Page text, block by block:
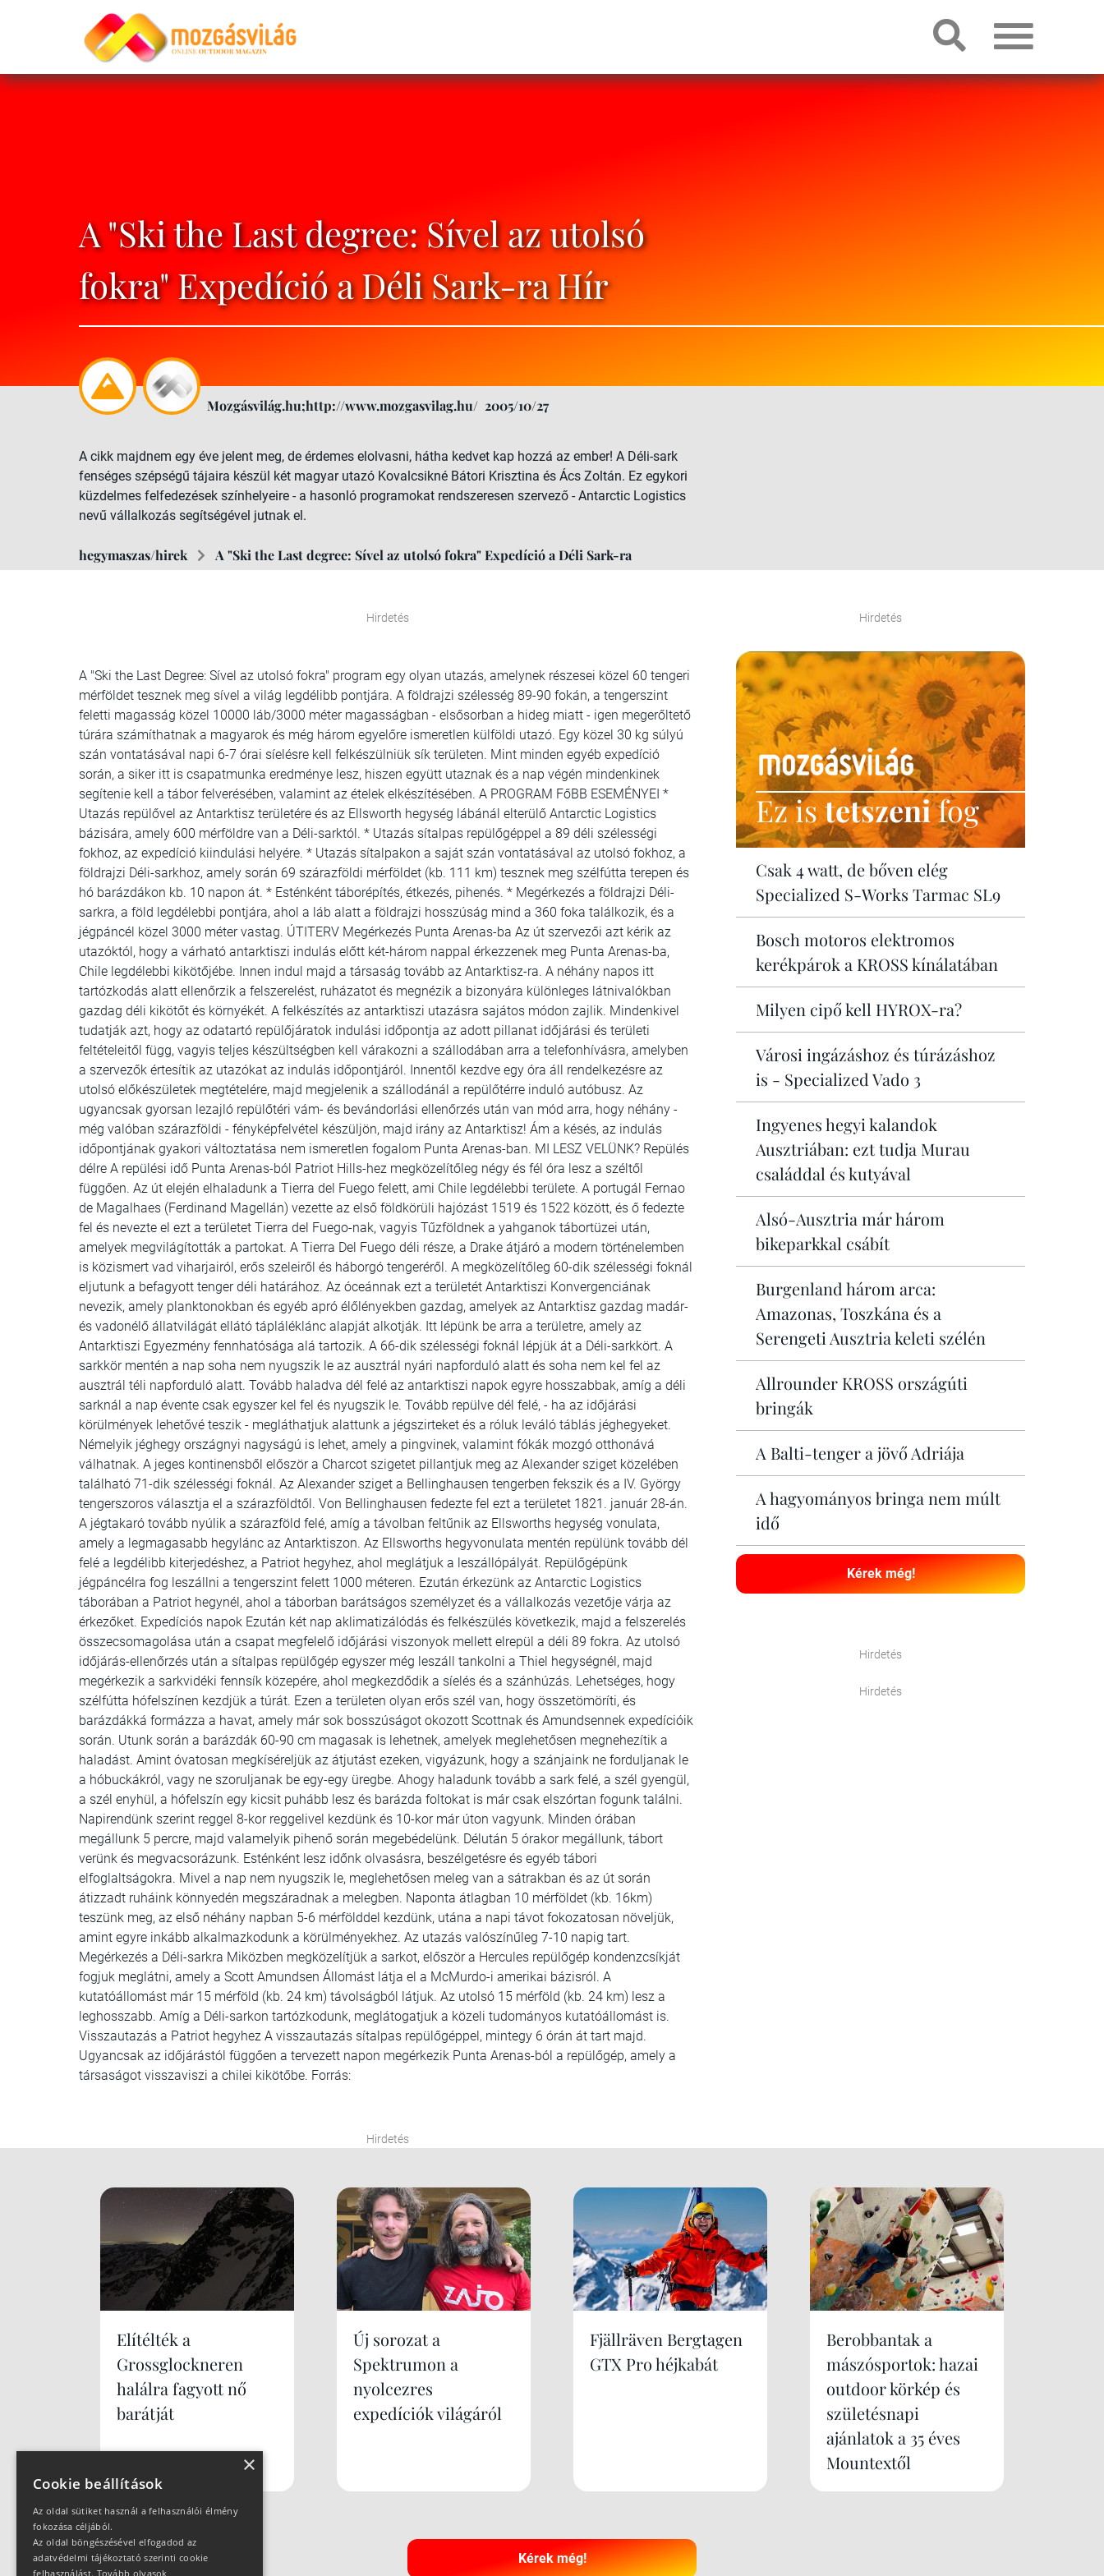
A "Ski the Last degree: Sível az utolsó
fokra" Expedíció a Déli Sark-ra Hír
Mozgásvilág.hu;http://www.mozgasvilag.hu/ 2005/10/27
A cikk majdnem egy éve jelent meg, de érdemes elolvasni, hátha kedvet kap hozzá az ember! A Déli-sark
fenséges szépségű tájaira készül két magyar utazó Kovalcsikné Bátori Krisztina és Ács Zoltán. Ez egykori
küzdelmes felfedezések színhelyeire - a hasonló programokat rendszeresen szervező - Antarctic Logistics
nevű vállalkozás segítségével jutnak el.
hegymaszas/hirek A "Ski the Last degree: Sível az utolsó fokra" Expedíció a Déli Sark-ra
Hirdetés
A "Ski the Last Degree: Sível az utolsó fokra" program egy olyan utazás, amelynek részesei közel 60 tengeri
mérföldet tesznek meg sível a világ legdélibb pontjára. A földrajzi szélesség 89-90 fokán, a tengerszint
feletti magasság közel 10000 láb/3000 méter magasságban - elsősorban a hideg miatt - igen megerőltető
túrára számíthatnak a magyarok és még három egyelőre ismeretlen külföldi utazó. Egy közel 30 kg súlyú
szán vontatásával napi 6-7 órai síelésre kell felkészülniük sík területen. Mint minden egyéb expedíció
során, a siker itt is csapatmunka eredménye lesz, hiszen együtt utaznak és a nap végén mindenkinek
segítenie kell a tábor felverésében, valamint az ételek elkészítésében. A PROGRAM FőBB ESEMÉNYEI *
Utazás repülővel az Antarktisz területére és az Ellsworth hegység lábánál elterülő Antarctic Logistics
bázisára, amely 600 mérföldre van a Déli-sarktól. * Utazás sítalpas repülőgéppel a 89 déli szélességi
fokhoz, az expedíció kiindulási helyére. * Utazás sítalpakon a saját szán vontatásával az utolsó fokhoz, a
földrajzi Déli-sarkhoz, amely során 69 szárazföldi mérföldet (kb. 111 km) tesznek meg szélfútta terepen és
hó barázdákon kb. 10 napon át. * Esténként táborépítés, étkezés, pihenés. * Megérkezés a földrajzi Déli-
sarkra, a föld legdélebbi pontjára, ahol a láb alatt a földrajzi hosszúság mind a 360 foka találkozik, és a
jégpáncél közel 3000 méter vastag. ÚTITERV Megérkezés Punta Arenas-ba Az út szervezői azt kérik az
utazóktól, hogy a várható antarktiszi indulás előtt két-három nappal érkezzenek meg Punta Arenas-ba,
Chile legdélebbi kikötőjébe. Innen indul majd a társaság tovább az Antarktisz-ra. A néhány napos itt
tartózkodás alatt ellenőrzik a felszerelést, ruházatot és megnézik a bizonyára különleges látnivalókban
gazdag déli kikötőt és környékét. A felkészítés az antarktiszi utazásra sajátos módon zajlik. Mindenkivel
tudatják azt, hogy az odatartó repülőjáratok indulási időpontja az adott pillanat időjárási és területi
feltételeitől függ, vagyis teljes készültségben kell várakozni a szállodában arra a telefonhívásra, amelyben
a szervezők értesítik az utazókat az indulás időpontjáról. Innentől kezdve egy óra áll rendelkezésre az
utolsó előkészületek megtételére, majd megjelenik a szállodánál a repülőtérre induló autóbusz. Az
ugyancsak gyorsan lezajló repülőtéri vám- és bevándorlási ellenőrzés után van mód arra, hogy néhány -
még valóban szárazföldi - fényképfelvétel készüljön, majd irány az Antarktisz! Ám a késés, az indulás
időpontjának gyakori változtatása nem ismeretlen fogalom Punta Arenas-ban. MI LESZ VELÜNK? Repülés
délre A repülési idő Punta Arenas-ból Patriot Hills-hez megközelítőleg négy és fél óra lesz a széltől
függően. Az út elején elhaladunk a Tierra del Fuego felett, ami Chile legdélebbi területe. A portugál Fernao
de Magalhaes (Ferdinand Magellán) vezette az első földkörüli hajózást 1519 és 1522 között, és ő fedezte
fel és nevezte el ezt a területet Tierra del Fuego-nak, vagyis Tűzföldnek a yahganok tábortüzei után,
amelyek megvilágították a partokat. A Tierra Del Fuego déli része, a Drake átjáró a modern történelemben
is közismert vad viharjairól, erős szeleiről és háborgó tengeréről. A megközelítőleg 60-dik szélességi foknál
eljutunk a befagyott tenger déli határához. Az óceánnak ezt a területét Antarktiszi Konvergenciának
nevezik, amely planktonokban és egyéb apró élőlényekben gazdag, amelyek az Antarktisz gazdag madár-
és vadonélő állatvilágát ellátó tápláléklánc alapját alkotják. Itt lépünk be arra a területre, amely az
Antarktiszi Egyezmény fennhatósága alá tartozik. A 66-dik szélességi foknál lépjük át a Déli-sarkkört. A
sarkkör mentén a nap soha nem nyugszik le az ausztrál nyári napforduló alatt és soha nem kel fel az
ausztrál téli napforduló alatt. Tovább haladva dél felé az antarktiszi napok egyre hosszabbak, amíg a déli
sarknál a nap évente csak egyszer kel fel és nyugszik le. Tovább repülve dél felé, - ha az időjárási
körülmények lehetővé teszik - megláthatjuk alattunk a jégszirteket és a róluk leváló táblás jéghegyeket.
Némelyik jéghegy országnyi nagyságú is lehet, amely a pingvinek, valamint fókák mozgó otthonává
válhatnak. A jeges kontinensből először a Charcot szigetet pillantjuk meg az Alexander sziget közelében
található 71-dik szélességi foknál. Az Alexander sziget a Bellinghausen tengerben fekszik és a IV. György
tengerszoros választja el a szárazföldtől. Von Bellinghausen fedezte fel ezt a területet 1821. január 28-án.
A jégtakaró tovább nyúlik a szárazföld felé, amíg a távolban feltűnik az Ellsworths hegység vonulata,
amely a legmagasabb hegylánc az Antarktiszon. Az Ellsworths hegyvonulata mentén repülünk tovább dél
felé a legdélibb kiterjedéshez, a Patriot hegyhez, ahol meglátjuk a leszállópályát. Repülőgépünk
jégpáncélra fog leszállni a tengerszint felett 1000 méteren. Ezután érkezünk az Antarctic Logistics
táborában a Patriot hegynél, ahol a táborban barátságos személyzet és a vállalkozás vezetője várja az
érkezőket. Expedíciós napok Ezután két nap aklimatizálódás és felkészülés következik, majd a felszerelés
összecsomagolása után a csapat megfelelő időjárási viszonyok mellett elrepül a déli 89 fokra. Az utolsó
időjárás-ellenőrzés után a sítalpas repülőgép egyszer még leszáll tankolni a Thiel hegységnél, majd
megérkezik a sarkvidéki fennsík közepére, ahol megkezdődik a síelés és a szánhúzás. Lehetséges, hogy
szélfútta hófelszínen kezdjük a túrát. Ezen a területen olyan erős szél van, hogy összetömöríti, és
barázdákká formázza a havat, amely már sok bosszúságot okozott Scottnak és Amundsennek expedícióik
során. Utunk során a barázdák 60-90 cm magasak is lehetnek, amelyek meglehetősen megnehezítik a
haladást. Amint óvatosan megkíséreljük az átjutást ezeken, vigyázunk, hogy a szánjaink ne forduljanak le
a hóbuckákról, vagy ne szoruljanak be egy-egy üregbe. Ahogy haladunk tovább a sark felé, a szél gyengül,
a szél enyhül, a hófelszín egy kicsit puhább lesz és barázda foltokat is már csak elszórtan fogunk találni.
Napirendünk szerint reggel 8-kor reggelivel kezdünk és 10-kor már úton vagyunk. Minden órában
megállunk 5 percre, majd valamelyik pihenő során megebédelünk. Délután 5 órakor megállunk, tábort
verünk és megvacsorázunk. Esténként lesz időnk olvasásra, beszélgetésre és egyéb tábori
elfoglaltságokra. Mivel a nap nem nyugszik le, meglehetősen meleg van a sátrakban és az út során
átizzadt ruháink könnyedén megszáradnak a melegben. Naponta átlagban 10 mérföldet (kb. 16km)
teszünk meg, az első néhány napban 5-6 mérfölddel kezdünk, utána a napi távot fokozatosan növeljük,
amint egyre inkább alkalmazkodunk a körülményekhez. Az utazás valószínűleg 7-10 napig tart.
Megérkezés a Déli-sarkra Miközben megközelítjük a sarkot, először a Hercules repülőgép kondenzcsíkját
fogjuk meglátni, amely a Scott Amundsen Állomást látja el a McMurdo-i amerikai bázisról. A
kutatóállomást már 15 mérföld (kb. 24 km) távolságból látjuk. Az utolsó 15 mérföld (kb. 24 km) lesz a
leghosszabb. Amíg a Déli-sarkon tartózkodunk, meglátogatjuk a közeli tudományos kutatóállomást is.
Visszautazás a Patriot hegyhez A visszautazás sítalpas repülőgéppel, mintegy 6 órán át tart majd.
Ugyancsak az időjárástól függően a tervezett napon megérkezik Punta Arenas-ból a repülőgép, amely a
társaságot visszaviszi a chilei kikötőbe. Forrás:
Hirdetés
Hirdetés
Ez istetszenifog
Csak 4 watt, de bőven elég
Specialized S-Works Tarmac SL9
Bosch motoros elektromos
kerékpárok a KROSS kínálatában
Milyen cipő kell HYROX-ra?
Városi ingázáshoz és túrázáshoz
is - Specialized Vado 3
Ingyenes hegyi kalandok
Ausztriában: ezt tudja Murau
családdal és kutyával
Alsó-Ausztria már három
bikeparkkal csábít
Burgenland három arca:
Amazonas, Toszkána és a
Serengeti Ausztria keleti szélén
Allrounder KROSS országúti
bringák
A Balti-tenger a jövő Adriája
A hagyományos bringa nem múlt
idő
Kérek még!
Hirdetés
Hirdetés
Elítélték a
Grossglockneren
halálra fagyott nő
barátját
Új sorozat a
Spektrumon a
nyolcezres
expedíciók világáról
Fjällräven Bergtagen
GTX Pro héjkabát
Berobbantak a
mászósportok: hazai
outdoor körkép és
születésnapi
ajánlatok a 35 éves
Mountextől
Kérek még!
×
Cookie beállítások
Az oldal sütiket használ a felhasználói élmény
fokozása céljából.
Az oldal böngészésével elfogadod az
adatvédelmi tájékoztató szerinti cookie
felhasználást. Tovább olvasok